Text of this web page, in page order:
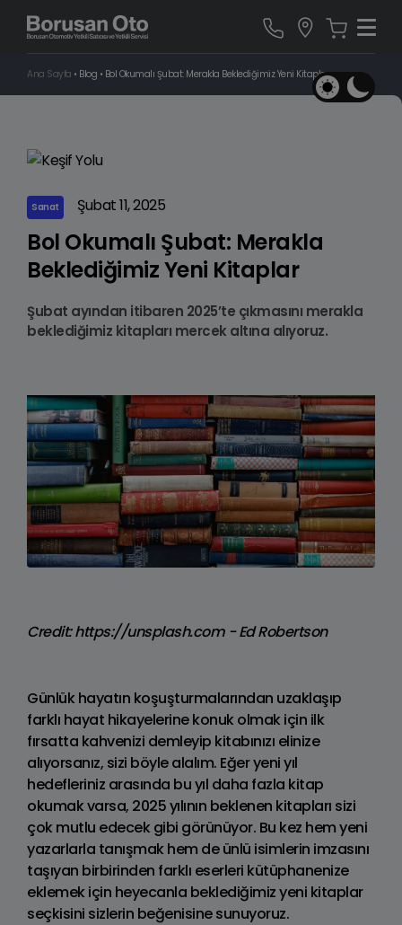
Ana Sayfa • Blog • Bol Okumalı Şubat: Merakla Beklediğimiz Yeni Kitaplar
Sanat Şubat 11, 2025
Bol Okumalı Şubat: Merakla
Beklediğimiz Yeni Kitaplar
Şubat ayından itibaren 2025’te çıkmasını merakla
beklediğimiz kitapları mercek altına alıyoruz.
Credit: https://unsplash.com - Ed Robertson
Günlük hayatın koşuşturmalarından uzaklaşıp
farklı hayat hikayelerine konuk olmak için ilk
fırsatta kahvenizi demleyip kitabınızı elinize
alıyorsanız, sizi böyle alalım. Eğer yeni yıl
hedefleriniz arasında bu yıl daha fazla kitap
okumak varsa, 2025 yılının beklenen kitapları sizi
çok mutlu edecek gibi görünüyor. Bu kez hem yeni
yazarlarla tanışmak hem de ünlü isimlerin imzasını
taşıyan birbirinden farklı eserleri kütüphanenize
eklemek için heyecanla beklediğimiz yeni kitaplar
seçkisini sizlerin beğenisine sunuyoruz.